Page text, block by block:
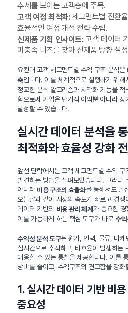
추세를 보이는 고객층에 주목.
고객 여정 최적화:세그먼트별 전환
효율적인 여정 개선 전략 수립.
신제품 기획 인사이트:고객 데이터
미충족 니즈를 찾아 신제품 방향 설
요컨대 고객 세그먼트별 수익 구조 분석은
축입니다. 이를 체계적으로 실행하기 위해
정교한 분석 알고리즘과 시각화 기능을 적
함으로써 기업은 단기적 이익뿐 아니라 장
달성할 수 있습니다.
실시간 데이터 분석을
최적화와 효율성 강화
앞선 단락에서는 고객 세그먼트별 수익 구
발견하는 방법을 살펴보았습니다. 그러나
아니라 비용 구조의 효율화를 통해서도 달
오늘날과 같이 시장의 속도가 빠르고 경
데이터 기반의 비용 관리 체계 가 중요한 경
이를 가능하게 하는 핵심 도구가 바로수익
수익성 분석 도구는 원가, 인력, 물류, 마케
실시간으로 추적하고, 비효율이 발생하는
대응할 수 있는 통찰을 제공합니다. 이를
낭비를 줄이고, 수익구조의 견고함을 강화
1. 실시간 데이터 기반 비용
중요성